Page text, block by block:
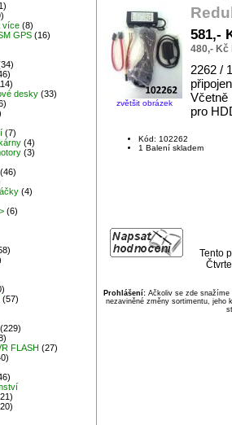
více (8)
GPS (16)
desky (33)
(7)
(4)
(3)
(46)
(4)
(6)
(57)
(229)
FLASH (27)
zvětšit obrázek
581,-
480,- Kč
2262 /
Včetně
pro
Kód: 102262
1 Balení skladem
Tento
Prohlášení:Ačkoliv se zde snažíme
nezaviněné změny sortimentu, jeho